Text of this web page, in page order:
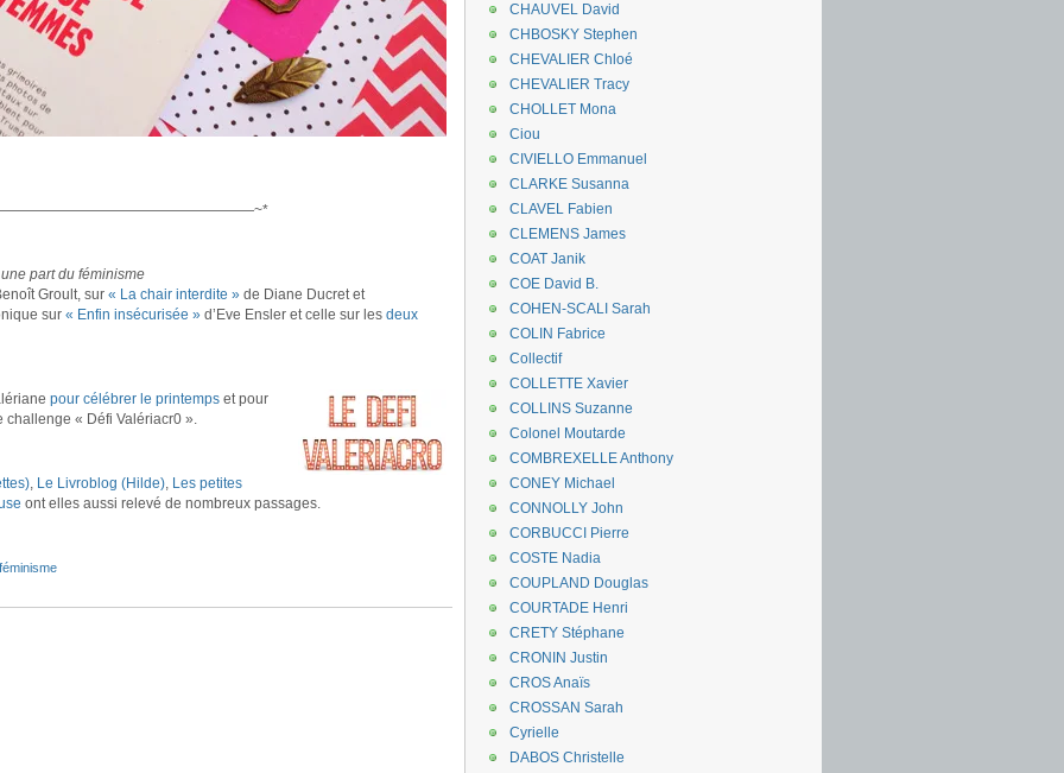
part du féminisme
Groult, sur « La chair interdite » de Diane Ducret et
sur « Enfin insécurisée » d’Eve Ensler et celle sur les deux
pour célébrer le printemps et pour
challenge « Défi Valériacr0 ».
, Le Livroblog (Hilde), Les petites
ont elles aussi relevé de nombreux passages.
féminisme
CHAUVEL David
CHBOSKY Stephen
CHEVALIER Chloé
CHEVALIER Tracy
CHOLLET Mona
Ciou
CIVIELLO Emmanuel
CLARKE Susanna
CLAVEL Fabien
CLEMENS James
COAT Janik
COE David B.
COHEN-SCALI Sarah
COLIN Fabrice
Collectif
COLLETTE Xavier
COLLINS Suzanne
Colonel Moutarde
COMBREXELLE Anthony
CONEY Michael
CONNOLLY John
CORBUCCI Pierre
COSTE Nadia
COUPLAND Douglas
COURTADE Henri
CRETY Stéphane
CRONIN Justin
CROS Anaïs
CROSSAN Sarah
Cyrielle
DABOS Christelle